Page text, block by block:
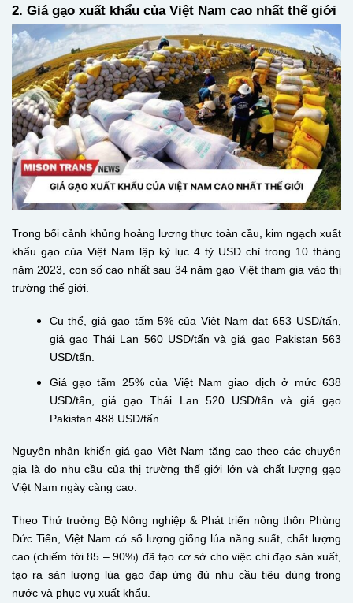
2. Giá gạo xuất khẩu của Việt Nam cao nhất thế giới
Trong bối cảnh khủng hoảng lương thực toàn cầu, kim ngạch xuất
khẩu gạo của Việt Nam lập kỷ lục 4 tỷ USD chỉ trong 10 tháng
năm 2023, con số cao nhất sau 34 năm gạo Việt tham gia vào thị
trường thế giới.
Cụ thể, giá gạo tấm 5% của Việt Nam đạt 653 USD/tấn,
giá gạo Thái Lan 560 USD/tấn và giá gạo Pakistan 563
USD/tấn.
Giá gạo tấm 25% của Việt Nam giao dịch ở mức 638
USD/tấn, giá gạo Thái Lan 520 USD/tấn và giá gạo
Pakistan 488 USD/tấn.
Nguyên nhân khiến giá gạo Việt Nam tăng cao theo các chuyên
gia là do nhu cầu của thị trường thế giới lớn và chất lượng gạo
Việt Nam ngày càng cao.
Theo Thứ trưởng Bộ Nông nghiệp & Phát triển nông thôn Phùng
Đức Tiến, Việt Nam có số lượng giống lúa năng suất, chất lượng
cao (chiếm tới 85 – 90%) đã tạo cơ sở cho việc chỉ đạo sản xuất,
tạo ra sản lượng lúa gạo đáp ứng đủ nhu cầu tiêu dùng trong
nước và phục vụ xuất khẩu.